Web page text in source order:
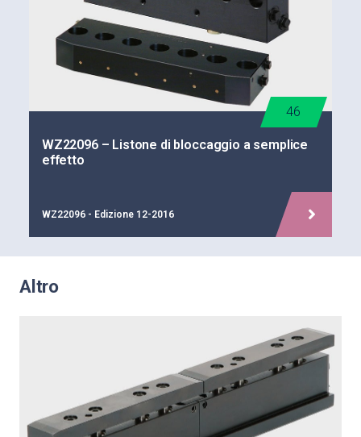
WZ22096 – Listone di bloccaggio a semplice
effetto
46
WZ22096 - Edizione 12-2016
Altro